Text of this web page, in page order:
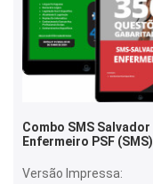
Combo SMS Salvador
Enfermeiro PSF (SMS)
Versão Impressa: